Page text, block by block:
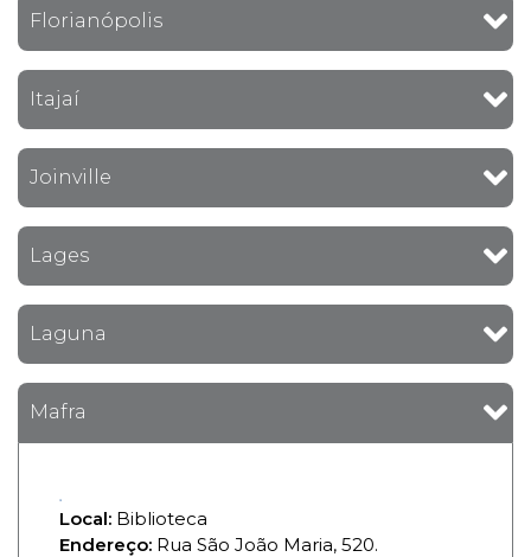
Florianópolis
Itajaí
Joinville
Lages
Laguna
Mafra
Local: Biblioteca
Endereço: Rua São João Maria, 520.